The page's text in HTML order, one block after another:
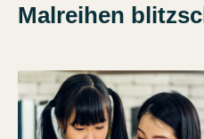
Malreihen